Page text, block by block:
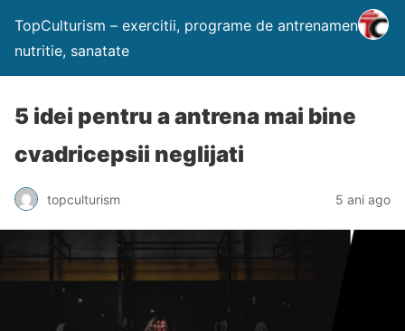
TopCulturism – exercitii, programe de antrenament,
nutritie, sanatate
5 idei pentru a antrena mai bine
cvadricepsii neglijati
topculturism 5 ani ago